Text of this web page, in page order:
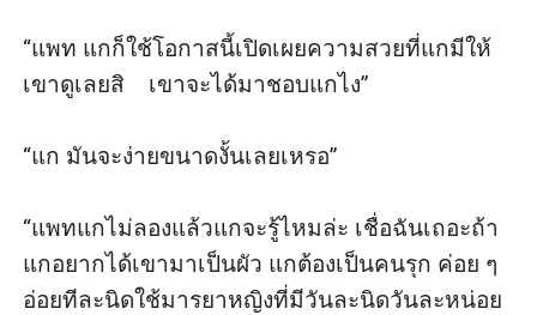
“แพท แกก็ใช้โอกาสนี้เปิดเผยความสวยที่แกมีให้
เขาดูเลยสิ    เขาจะได้มาชอบแกไง”
“แก มันจะง่ายขนาดงั้นเลยเหรอ”
“แพทแกไม่ลองแล้วแกจะรู้ไหมล่ะ เชื่อฉันเถอะถ้า
แกอยากได้เขามาเป็นผัว แกต้องเป็นคนรุก ค่อย ๆ
อ่อยทีละนิดใช้มารยาหญิงที่มีวันละนิดวันละหน่อย